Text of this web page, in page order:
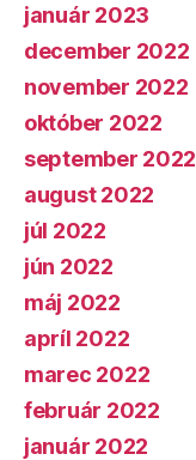
január 2023
december 2022
november 2022
október 2022
september 2022
august 2022
júl 2022
jún 2022
máj 2022
apríl 2022
marec 2022
február 2022
január 2022